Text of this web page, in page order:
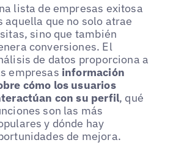
lista de empresas exitosa
aquella que no solo atrae
sino que también
conversiones. El
de datos proporciona a
empresas información
cómo los usuarios
con su perfil, qué
son las más
y dónde hay
de mejora.